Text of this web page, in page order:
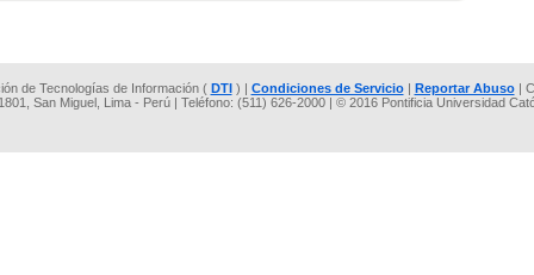
de Tecnologías de Información ( DTI) | Condiciones de Servicio| Reportar Abuso|
San Miguel, Lima - Perú | Teléfono: (511) 626-2000 | © 2016 Pontificia Universidad